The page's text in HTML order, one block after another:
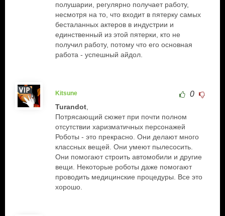
полушарии, регулярно получает работу,
несмотря на то, что входит в пятерку самых
бесталанных актеров в индустрии и
единственный из этой пятерки, кто не
получил работу, потому что его основная
работа - успешный айдол.
Kitsune 0
Turandot,
Потрясающий сюжет при почти полном
отсутствии харизматичных персонажей
Роботы - это прекрасно. Они делают много
классных вещей. Они умеют пылесосить.
Они помогают строить автомобили и другие
вещи. Некоторые роботы даже помогают
проводить медицинские процедуры. Все это
хорошо.